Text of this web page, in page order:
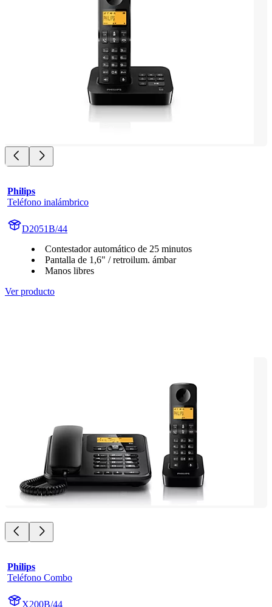
Philips
Teléfono inalámbrico
D2051B/44
Contestador automático de 25 minutos
Pantalla de 1,6" / retroilum. ámbar
Manos libres
Ver producto
Philips
Teléfono Combo
X200B/44